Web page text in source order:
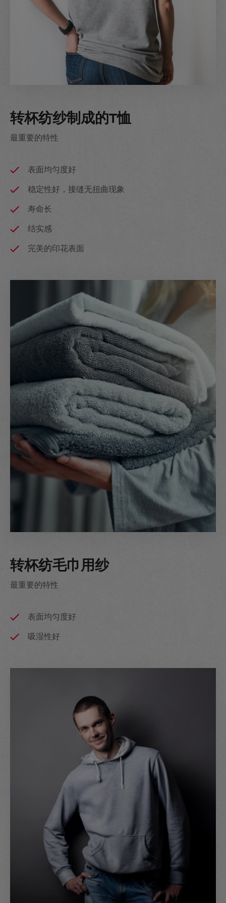
转杯纺纱制成的T恤
最重要的特性
表面均匀度好
稳定性好，接缝无扭曲现象
寿命长
结实感
完美的印花表面
转杯纺毛巾用纱
最重要的特性
表面均匀度好
吸湿性好